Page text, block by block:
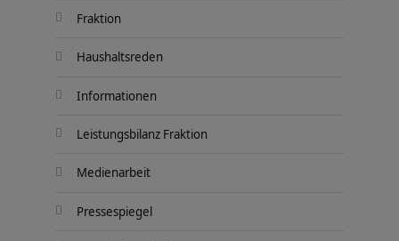
Fraktion
Haushaltsreden
Informationen
Leistungsbilanz Fraktion
Medienarbeit
Pressespiegel